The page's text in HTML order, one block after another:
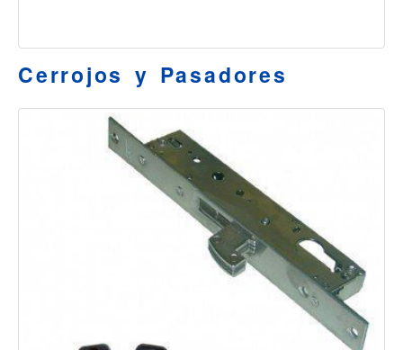
Cerrojos y Pasadores